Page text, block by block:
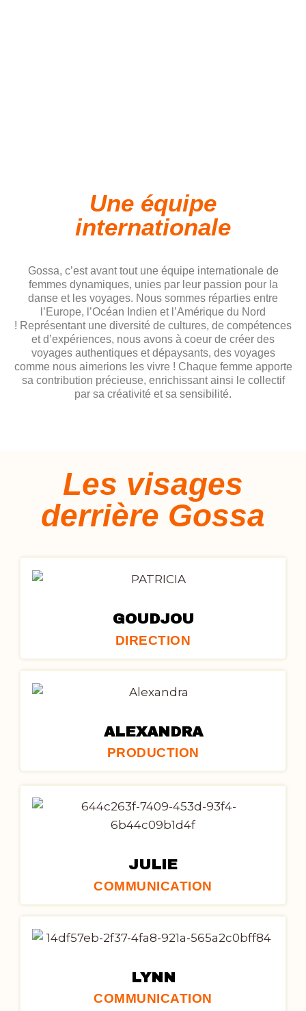
Une équipe
internationale
Gossa, c’est avant tout une équipe internationale de
femmes dynamiques, unies par leur passion pour la
danse et les voyages. Nous sommes réparties entre
l’Europe, l’Océan Indien et l’Amérique du Nord
! Représentant une diversité de cultures, de compétences
et d’expériences, nous avons à coeur de créer des
voyages authentiques et dépaysants, des voyages
comme nous aimerions les vivre ! Chaque femme apporte
sa contribution précieuse, enrichissant ainsi le collectif
par sa créativité et sa sensibilité.
Les visages
derrière Gossa
GOUDJOU
DIRECTION​
ALEXANDRA
PRODUCTION​
JULIE
COMMUNICATION
LYNN
COMMUNICATION